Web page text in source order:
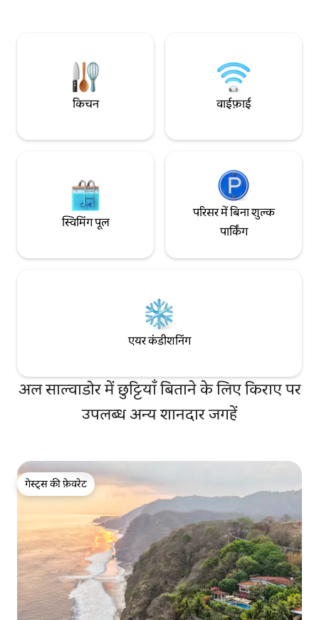
किचन वाईफ़ाई
स्विमिंग पूल
परिसर में बिना शुल्क
पार्किंग
एयर कंडीशनिंग
अल साल्वाडोर में छुट्टियाँ बिताने के लिए किराए पर
उपलब्ध अन्य शानदार जगहें
गेस्ट्स की फ़ेवरेट
गेस्ट्स की फ़ेवरेट